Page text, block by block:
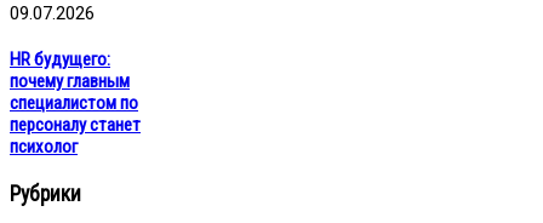
09.07.2026
HR будущего:
почему главным
специалистом по
персоналу станет
психолог
Рубрики